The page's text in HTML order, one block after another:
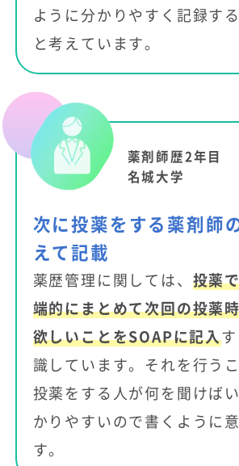
ように分かりやすく記録す
と考えています。
薬剤師歴2年目
名城大学
次に投薬をする薬剤師
えて記載
薬歴管理に関しては、 投薬
端的にまとめて次回の投薬
欲しいことをSOAPに記入
識しています。それを行う
投薬をする人が何を聞けば
かりやすいので書くように
す。